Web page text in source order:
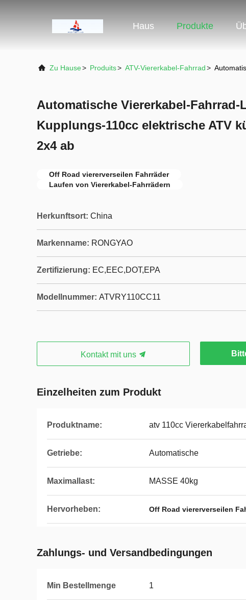
Haus Produkte
Zu Hause> Produits> ATV-Viererkabel-Fahrrad>
Automatische Viererkabel-Fahrrad-
Kupplungs-110cc elektrische ATV
2x4 ab
Off Road viererverseilen Fahrräder
Laufen von Viererkabel-Fahrrädern
Herkunftsort: China
Markenname: RONGYAO
Zertifizierung: EC,EEC,DOT,EPA
Modellnummer: ATVRY110CC11
Kontakt mit uns
Einzelheiten zum Produkt
Produktname: atv 110cc
Getriebe: Automatische
Maximallast: MASSE 40kg
Hervorheben: Off Road viererverseilen
Zahlungs- und Versandbedingungen
Min Bestellmenge 1